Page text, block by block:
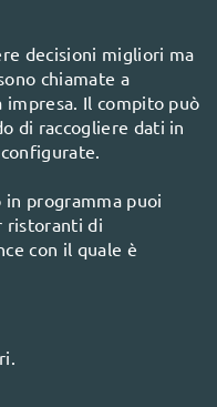
decisioni migliori ma
chiamate a
Il compito può
di raccogliere dati in
programma puoi
ristoranti di
con il quale è